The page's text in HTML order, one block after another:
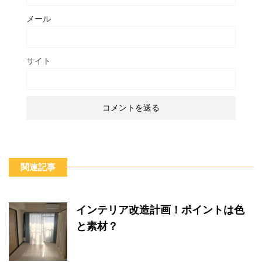
メール
サイト
関連記事
インテリア改造計画！ポイントは色
と素材？